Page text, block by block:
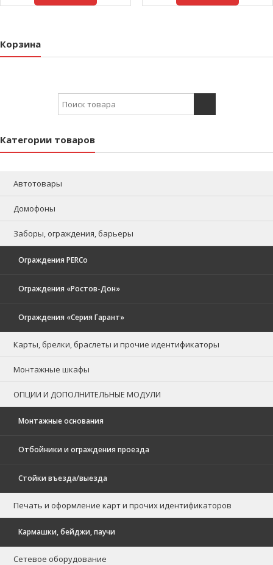
Корзина
Search for:
Категории товаров
Автотовары
Домофоны
Заборы, ограждения, барьеры
Ограждения PERCo
Ограждения «Ростов-Дон»
Ограждения «Серия Гарант»
Карты, брелки, браслеты и прочие идентификаторы
Монтажные шкафы
ОПЦИИ И ДОПОЛНИТЕЛЬНЫЕ МОДУЛИ
Монтажные основания
Отбойники и ограждения проезда
Стойки въезда/выезда
Печать и оформление карт и прочих идентификаторов
Кармашки, бейджи, паучи
Сетевое оборудование